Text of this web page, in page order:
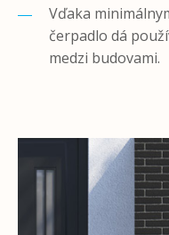
Vďaka
čerpadlo dá
medzi budovami.